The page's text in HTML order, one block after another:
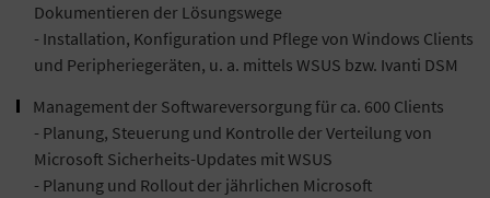
Dokumentieren der Lösungswege
- Installation, Konfiguration und Pflege von Windows Clients
und Peripheriegeräten, u. a. mittels WSUS bzw. Ivanti DSM
Management der Softwareversorgung für ca. 600 Clients
- Planung, Steuerung und Kontrolle der Verteilung von
Microsoft Sicherheits-Updates mit WSUS
- Planung und Rollout der jährlichen Microsoft